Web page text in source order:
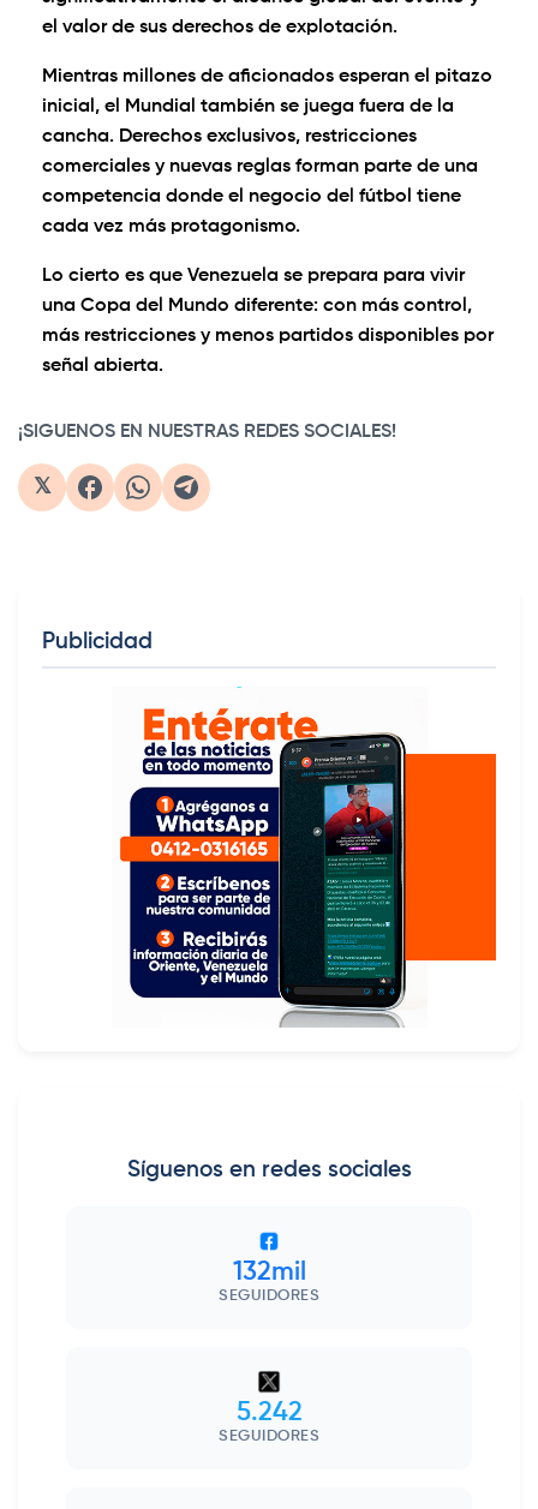
el valor de sus derechos de explotación.
Mientras millones de aficionados esperan el pitazo
inicial, el Mundial también se juega fuera de la
cancha. Derechos exclusivos, restricciones
comerciales y nuevas reglas forman parte de una
competencia donde el negocio del fútbol tiene
cada vez más protagonismo.
Lo cierto es que Venezuela se prepara para vivir
una Copa del Mundo diferente: con más control,
más restricciones y menos partidos disponibles por
señal abierta.
¡SIGUENOS EN NUESTRAS REDES SOCIALES!
𝕏
Publicidad
Síguenos en redes sociales
132mil
SEGUIDORES
5.242
SEGUIDORES